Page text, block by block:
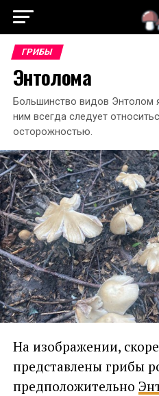
ГРИБЫ
Энтолома
Большинство видов Энтолом
ним всегда следует
осторожностью.
На изображении,
представлены грибы
предположительно